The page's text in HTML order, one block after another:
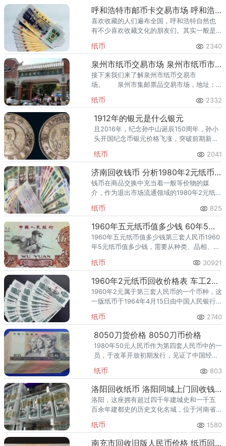
区，关注钱币收藏的人越来越多
呼和浩特市邮币卡交易市场 呼和浩特去哪回收纸币
喜欢收藏的人们遍布全国，呼和浩特自然也
有不少喜欢收藏文化的朋友们。其实一般是
方总能遇到不少宝贝。那么呼和浩特市邮币
卡交易市场在哪呢？
纸币 2340
泉州市纸币交易市场 泉州市纸币市场地址
接下来我们来了解泉州市纸币交易市
场。 泉州市集邮票品交易市场，地址：
不需要去钱币交易市场，只需一个电话即可
纸币 2332
1912年的银元是什么银元
且2016年，纪念孙中山诞辰150周年，孙小
头开国纪念币银元价格飞涨，突破前期新高
首批银元以孙中山头像为背景图案。
纸币 2041
济南回收钱币 分析1980年2元纸币最新价格多少
钱币在商品交换中充当着一般等价物的媒
介，作为退出市场流通领域的1980年2元纸
的作用。
纸币 825
1960年五元纸币值多少钱 60年5元价格
1960年五元纸币值多少钱第三套人民币1960
年5元纸币值多少钱，需要从种类、品相、钱
纸币 30921
1960年2元纸币回收价格表 车工2元收藏价值分析
1960年2元属于第三套人民币的一个币种，这
一版纸币于1964年4月15日由中国人民银行
3月1日停止使用正式进入了收藏市场。1960
纸币 2740
8050刀货价格 8050刀币价格
1980年50元人民币作为第四套人民币中的一
员，于改革开放初期发行，见证了中国经济
了当时中国的经济、文化和社会风貌。由于
发行时间较早，流通损耗
纸币 803
洛阳回收纸币 洛阳同城上门回收钱币
洛阳，这座拥有超过四千年建城史和一千五
百余年建都史的历史文化名城，位于河南省
朝古都”的美誉。这里曾是东周、东汉、曹
魏、西晋、北魏、隋、唐等多
纸币 1580
南充市回收旧版人民币价格 纸币回收价格一览表